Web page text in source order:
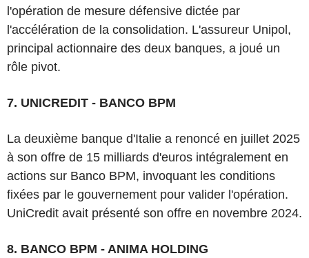
l'opération de mesure défensive dictée par
l'accélération de la consolidation. L'assureur Unipol,
principal actionnaire des deux banques, a joué un
rôle pivot.
7. UNICREDIT - BANCO BPM
La deuxième banque d'Italie a renoncé en juillet 2025
à son offre de 15 milliards d'euros intégralement en
actions sur Banco BPM, invoquant les conditions
fixées par le gouvernement pour valider l'opération.
UniCredit avait présenté son offre en novembre 2024.
8. BANCO BPM - ANIMA HOLDING